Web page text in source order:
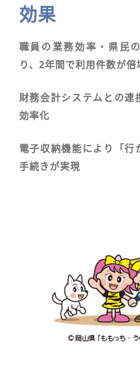
効果
職員の業務効率・県民
り、2年間で利用件数が倍
財務会計システムとの連
効率化
電子収納機能により「行
手続きが実現